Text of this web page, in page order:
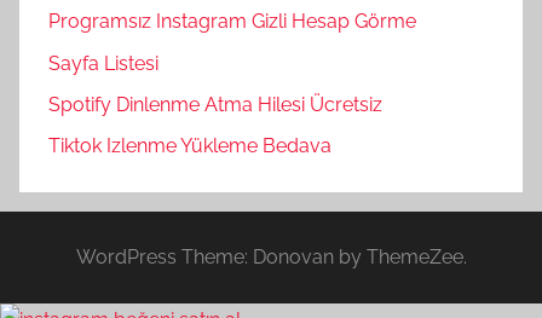
Programsız Instagram Gizli Hesap Görme
Sayfa Listesi
Spotify Dinlenme Atma Hilesi Ücretsiz
Tiktok Izlenme Yükleme Bedava
WordPress Theme: Donovan by ThemeZee.